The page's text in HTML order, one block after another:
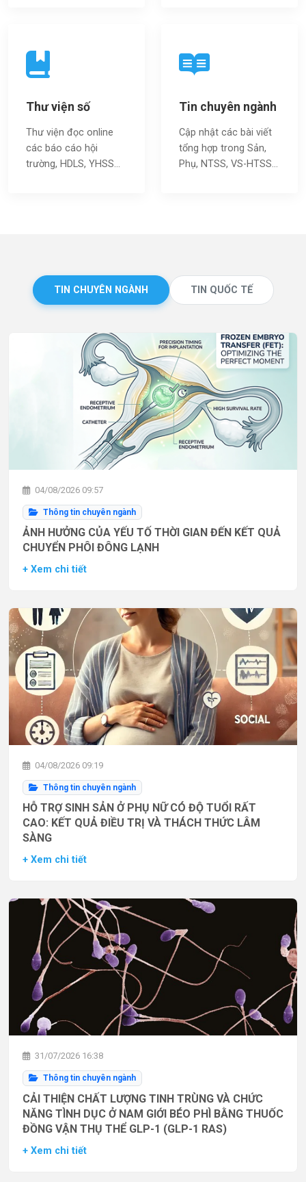
Thư viện số
Thư viện đọc online
các báo cáo hội
trường, HDLS, YHSS…
Tin chuyên ngành
Cập nhật các bài viết
tổng hợp trong Sản,
Phụ, NTSS, VS-HTSS...
TIN CHUYÊN NGÀNH TIN QUỐC TẾ
04/08/2026 09:57
Thông tin chuyên ngành
ẢNH HƯỞNG CỦA YẾU TỐ THỜI GIAN ĐẾN KẾT QUẢ
CHUYỂN PHÔI ĐÔNG LẠNH
+ Xem chi tiết
04/08/2026 09:19
Thông tin chuyên ngành
HỖ TRỢ SINH SẢN Ở PHỤ NỮ CÓ ĐỘ TUỔI RẤT
CAO: KẾT QUẢ ĐIỀU TRỊ VÀ THÁCH THỨC LÂM
SÀNG
+ Xem chi tiết
31/07/2026 16:38
Thông tin chuyên ngành
CẢI THIỆN CHẤT LƯỢNG TINH TRÙNG VÀ CHỨC
NĂNG TÌNH DỤC Ở NAM GIỚI BÉO PHÌ BẰNG THUỐC
ĐỒNG VẬN THỤ THỂ GLP-1 (GLP-1 RAS)
+ Xem chi tiết